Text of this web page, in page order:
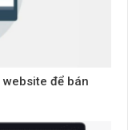
để bán